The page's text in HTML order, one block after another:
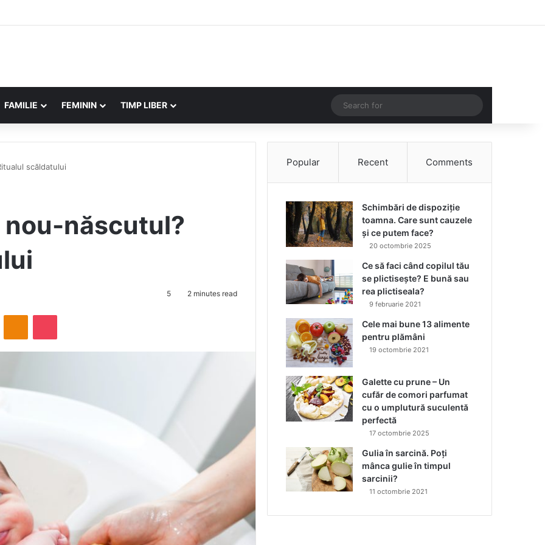
FAMILIE FEMININ TIMP LIBER Random Article
for
scăldatului
nou-născutul?
5 2 minutes read
Popular Recent Comments
Schimbări de dispoziție
toamna. Care sunt cauzele
și ce putem face?
20 octombrie 2025
Ce să faci când copilul tău
se plictisește? E bună sau
rea plictiseala?
9 februarie 2021
Cele mai bune 13 alimente
pentru plămâni
19 octombrie 2021
Galette cu prune – Un
cufăr de comori parfumat
cu o umplutură suculentă
perfectă
17 octombrie 2025
Gulia în sarcină. Poți
mânca gulie în timpul
sarcinii?
11 octombrie 2021